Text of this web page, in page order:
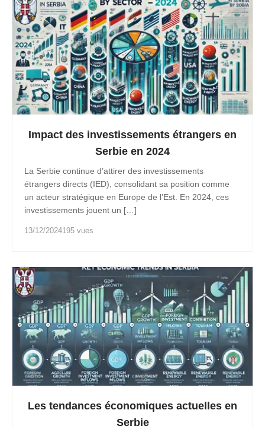
Impact des investissements étrangers en
Serbie en 2024
La Serbie continue d’attirer des investissements
étrangers directs (IED), consolidant sa position comme
un acteur stratégique en Europe de l’Est. En 2024, ces
investissements jouent un […]
13/12/2024195 vues
Les tendances économiques actuelles en
Serbie